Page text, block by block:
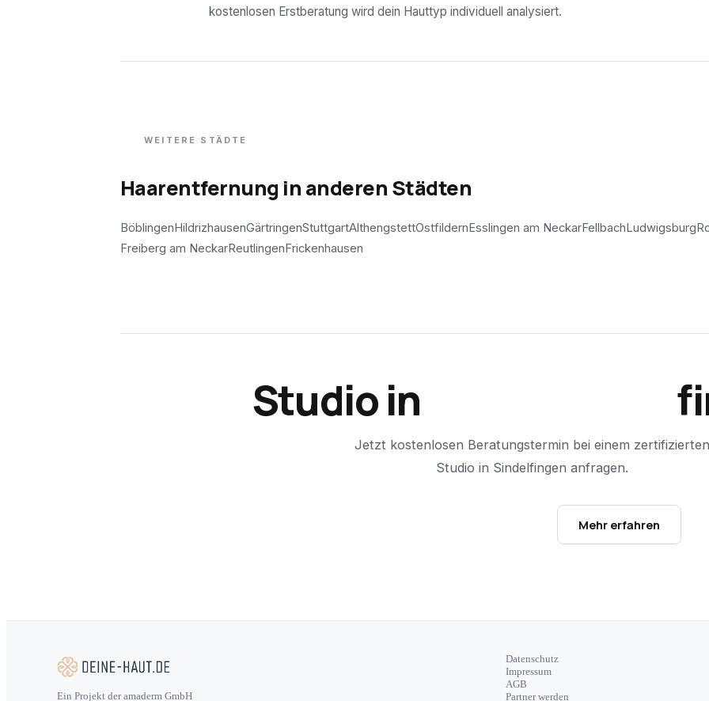
kostenlosen Erstberatung wird dein Hauttyp individuell analysiert.
WEITERE STÄDTE
Haarentfernung in anderen Städten
BöblingenHildrizhausenGärtringenStuttgartAlthengstettOstfildernEsslingen am NeckarFellbachLudwigsburg
Freiberg am NeckarReutlingenFrickenhausen
Studio in
Jetzt kostenlosen Beratungstermin bei einem zertifizierten
Studio in Sindelfingen anfragen.
Mehr erfahren
Ein Projekt der amaderm GmbH
Datenschutz
Impressum
AGB
Partner werden